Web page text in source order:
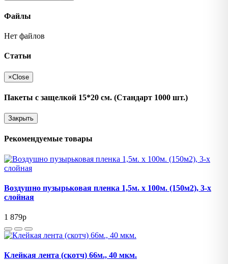
Файлы
Нет файлов
Статьи
×Close
Пакеты с защелкой 15*20 см. (Стандарт 1000 шт.)
Закрыть
Рекомендуемые товары
Воздушно пузырьковая пленка 1,5м. х 100м. (150м2), 3-х
слойная
1 879p
Клейкая лента (скотч) 66м., 40 мкм.